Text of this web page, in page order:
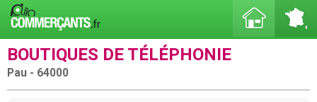
BOUTIQUES DE TÉLÉPHONIE
Pau - 64000